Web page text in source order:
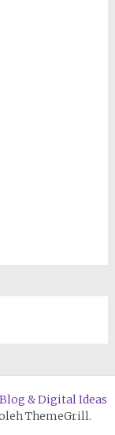
& Digital Ideas
ThemeGrill.